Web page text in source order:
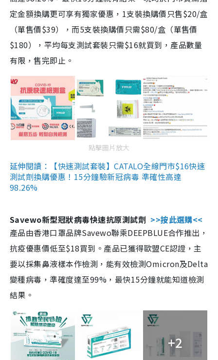
定金額換購更可享有獨家優惠，1支裝換購價只售$20/盒
（單售價$39），而5支裝換購價只需$80/盒（單售價
$180），平均每支測試套裝只需$16就買到，產品數量
有限，售完即止。
點擊圖片放大
延伸閱讀：【快速測試套裝】CATALO全線門市$16快速
測試劑換購優惠！15分鐘驗新冠病毒 準確性高達
98.26%
Savewo新型冠狀病毒快速抗原測試劑 >>按此選購<<
產品由香港口罩品牌Savewo聯乘DEEPBLUE合作推出，
抗疫優惠價低至$18買到。產品已獲得歐盟CE認證，主
要以採集鼻液樣本作檢測，能有效檢測Omicron及Delta
變種病毒，準確度達至99%，最快15分鐘就能知道檢測
結果。
+2